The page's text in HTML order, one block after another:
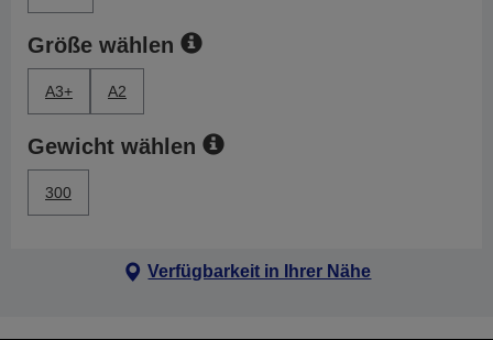
Größe wählen
A3+ A2
Gewicht wählen
300
Verfügbarkeit in Ihrer Nähe